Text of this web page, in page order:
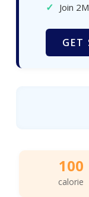
✓ Join
GET
100
calorie